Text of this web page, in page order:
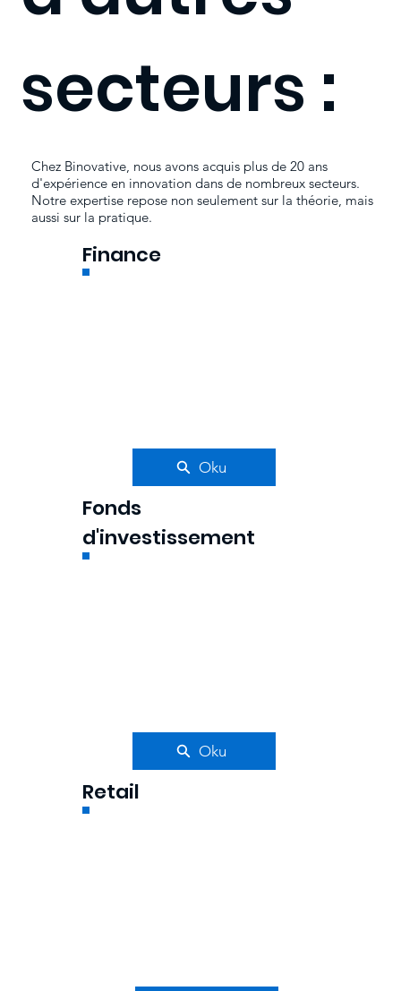
secteurs :
Chez Binovative, nous avons acquis plus de 20 ans
d'expérience en innovation dans de nombreux secteurs.
Notre expertise repose non seulement sur la théorie, mais
aussi sur la pratique.
Finance
Oku
Fonds
d'investissement
Oku
Retail